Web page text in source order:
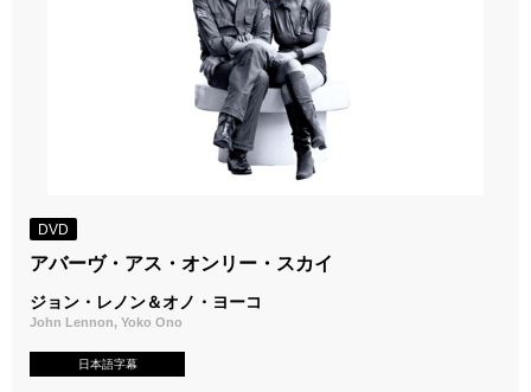
DVD
アバーヴ・アス・オンリー・スカイ
ジョン・レノン＆オノ・ヨーコ
John Lennon, Yoko Ono
日本語字幕